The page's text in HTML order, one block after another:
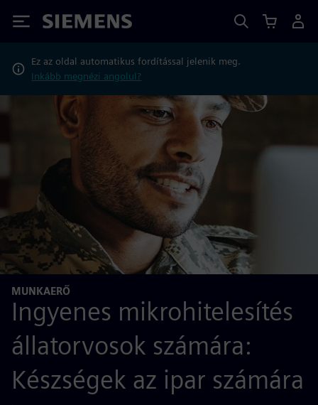
Siemens
Ez az oldal automatikus fordítással jelenik meg.
Inkább megnézi angolul?
MUNKAERŐ
Ingyenes mikrohitelesítés
állatorvosok számára:
Készségek az ipar számára